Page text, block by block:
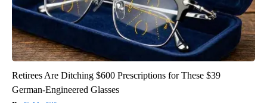
Retirees Are Ditching $600 Prescriptions for These $39
German-Engineered Glasses